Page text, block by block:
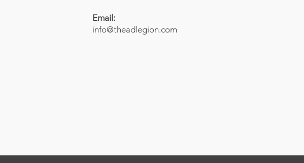
Email:
info@theadlegion.com